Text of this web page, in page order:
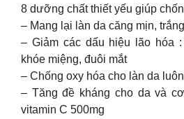
8 dưỡng chất thiết yếu giúp
– Mang lại làn da căng mịn,
– Giảm các dấu hiệu lão hóa
khóe miệng, đuôi mắt
– Chống oxy hóa cho làn da
– Tăng đề kháng cho da và
vitamin C 500mg